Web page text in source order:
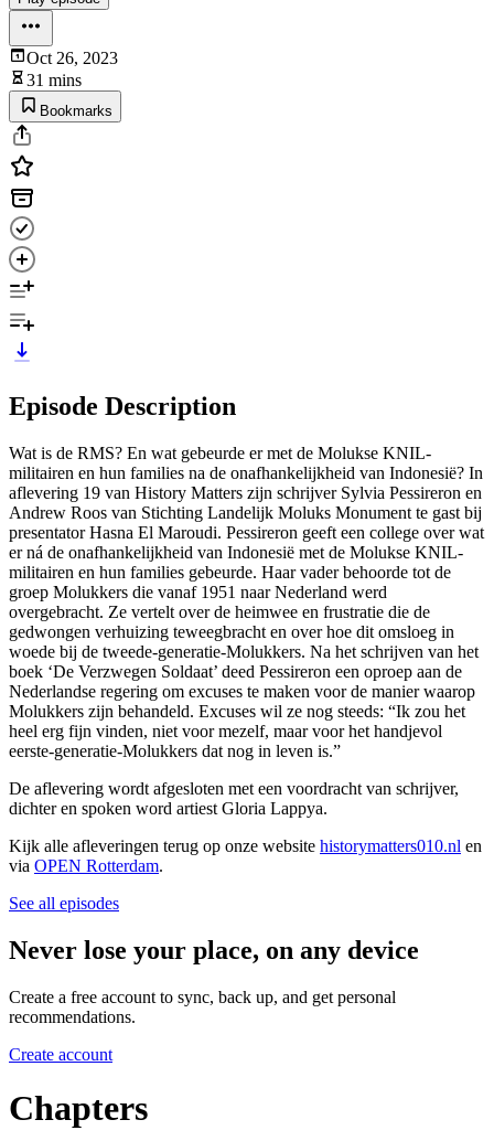
Oct 26, 2023
31 mins
Bookmarks
Episode Description
Wat is de RMS? En wat gebeurde er met de Molukse KNIL-
militairen en hun families na de onafhankelijkheid van Indonesië? In
aflevering 19 van History Matters zijn schrijver Sylvia Pessireron en
Andrew Roos van Stichting Landelijk Moluks Monument te gast bij
presentator Hasna El Maroudi. Pessireron geeft een college over wat
er ná de onafhankelijkheid van Indonesië met de Molukse KNIL-
militairen en hun families gebeurde. Haar vader behoorde tot de
groep Molukkers die vanaf 1951 naar Nederland werd
overgebracht. Ze vertelt over de heimwee en frustratie die de
gedwongen verhuizing teweegbracht en over hoe dit omsloeg in
woede bij de tweede-generatie-Molukkers. Na het schrijven van het
boek ‘De Verzwegen Soldaat’ deed Pessireron een oproep aan de
Nederlandse regering om excuses te maken voor de manier waarop
Molukkers zijn behandeld. Excuses wil ze nog steeds: “Ik zou het
heel erg fijn vinden, niet voor mezelf, maar voor het handjevol
eerste-generatie-Molukkers dat nog in leven is.”
De aflevering wordt afgesloten met een voordracht van schrijver,
dichter en spoken word artiest Gloria Lappya.
Kijk alle afleveringen terug op onze website historymatters010.nl en
via OPEN Rotterdam.
See all episodes
Never lose your place, on any device
Create a free account to sync, back up, and get personal
recommendations.
Create account
Chapters